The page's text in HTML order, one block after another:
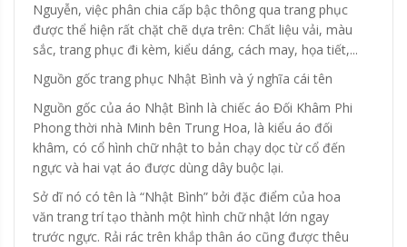
Nguyễn, việc phân chia cấp bậc thông qua trang phục
được thể hiện rất chặt chẽ dựa trên: Chất liệu vải, màu
sắc, trang phục đi kèm, kiểu dáng, cách may, họa tiết,...
Nguồn gốc trang phục Nhật Bình và ý nghĩa cái tên
Nguồn gốc của áo Nhật Bình là chiếc áo Đối Khâm Phi
Phong thời nhà Minh bên Trung Hoa, là kiểu áo đối
khâm, có cổ hình chữ nhật to bản chạy dọc từ cổ đến
ngực và hai vạt áo được dùng dây buộc lại.
Sở dĩ nó có tên là “Nhật Bình” bởi đặc điểm của hoa
văn trang trí tạo thành một hình chữ nhật lớn ngay
trước ngực. Rải rác trên khắp thân áo cũng được thêu